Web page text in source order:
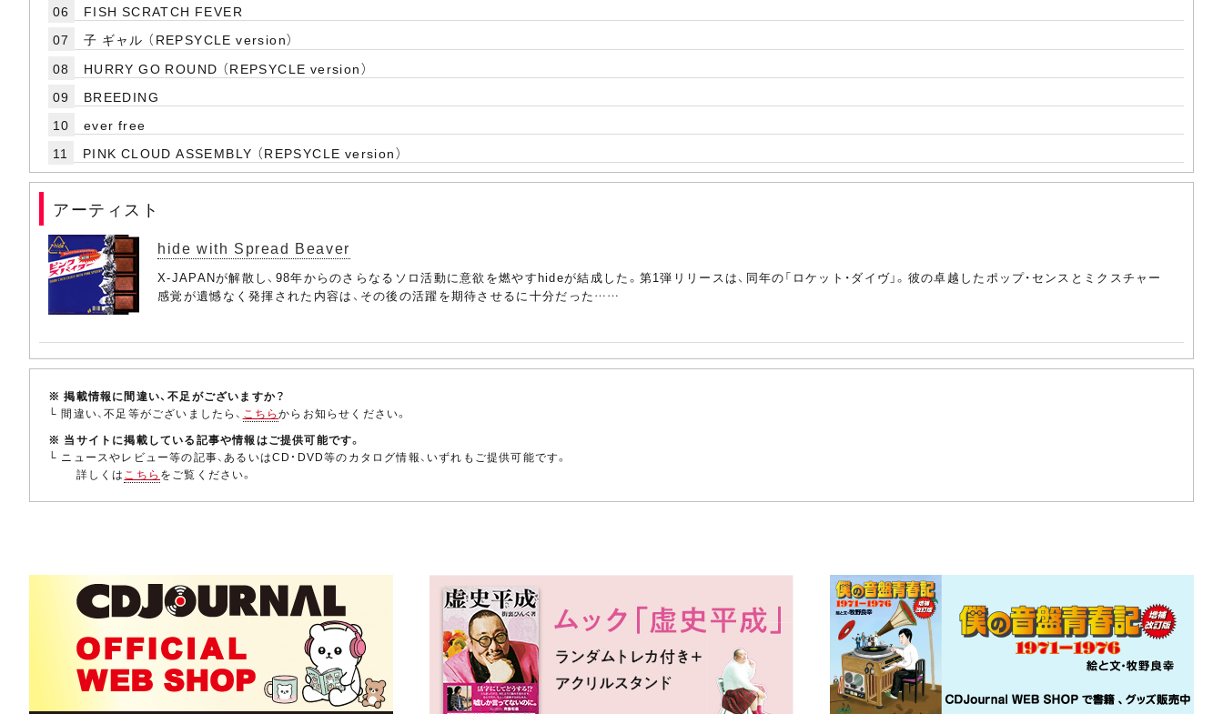
06
FISH SCRATCH FEVER
07
子 ギャル （REPSYCLE version）
08
HURRY GO ROUND （REPSYCLE version）
09
BREEDING
10
ever free
11
PINK CLOUD ASSEMBLY （REPSYCLE version）
アーティスト
hide with Spread Beaver
X-JAPANが解散し、98年からのさらなるソロ活動に意欲を燃やすhideが結成した。第1弾リリースは、同年の「ロケット・ダイヴ」。彼の卓越したポップ・センスとミクスチャー
感覚が遺憾なく発揮された内容は、その後の活躍を期待させるに十分だった……
※ 掲載情報に間違い、不足がございますか？
└ 間違い、不足等がございましたら、 こちらからお知らせください。
※ 当サイトに掲載している記事や情報はご提供可能です。
└ ニュースやレビュー等の記事、あるいはCD・DVD等のカタログ情報、いずれもご提供可能です。
詳しくは こちら をご覧ください。